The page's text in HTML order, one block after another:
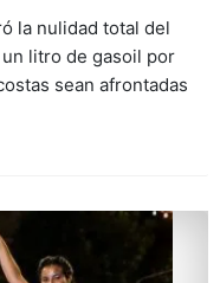
la nulidad total del
litro de gasoil por
sean afrontadas